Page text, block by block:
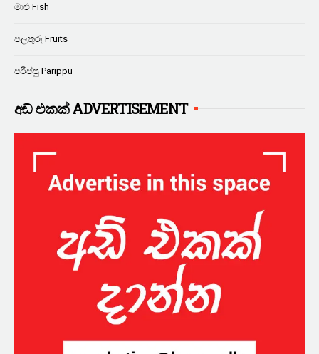
මාළු Fish
පලතුරු Fruits
පරිප්පු Parippu
අඩ් එකක් ADVERTISEMENT